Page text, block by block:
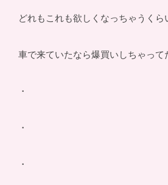
どれもこれも欲しくなっちゃうくら
車で来ていたなら爆買いしちゃって
・
・
・